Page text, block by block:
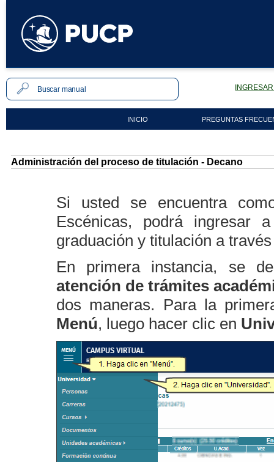
INICIO PREGUNTAS
Administración del proceso de titulación - Decano
Si usted se encuentra
Escénicas, podrá ingresar
graduación y titulación a
En primera instancia, se
atención de trámites
dos maneras. Para la
Menú, luego hacer clic en